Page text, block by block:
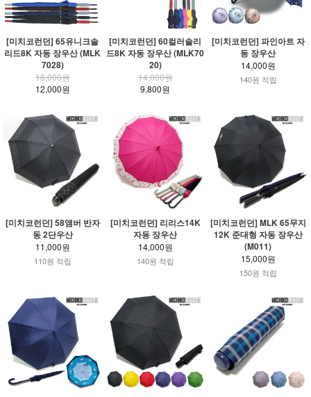
[미치코런던] 65유니크솔
리드8K 자동 장우산 (MLK
7028)
16,000원
12,000원
[미치코런던] 60컬러솔리
드8K 자동 장우산 (MLK70
20)
14,000원
9,800원
[미치코런던] 파인아트 자
동 장우산
14,000원
140원 적립
[미치코런던] 58앰버 반자
동 2단우산
11,000원
110원 적립
[미치코런던] 리리스14K
자동 장우산
14,000원
140원 적립
[미치코런던] MLK 65무지
12K 준대형 자동 장우산
(M011)
15,000원
150원 적립